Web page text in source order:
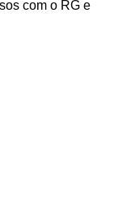
com o RG e